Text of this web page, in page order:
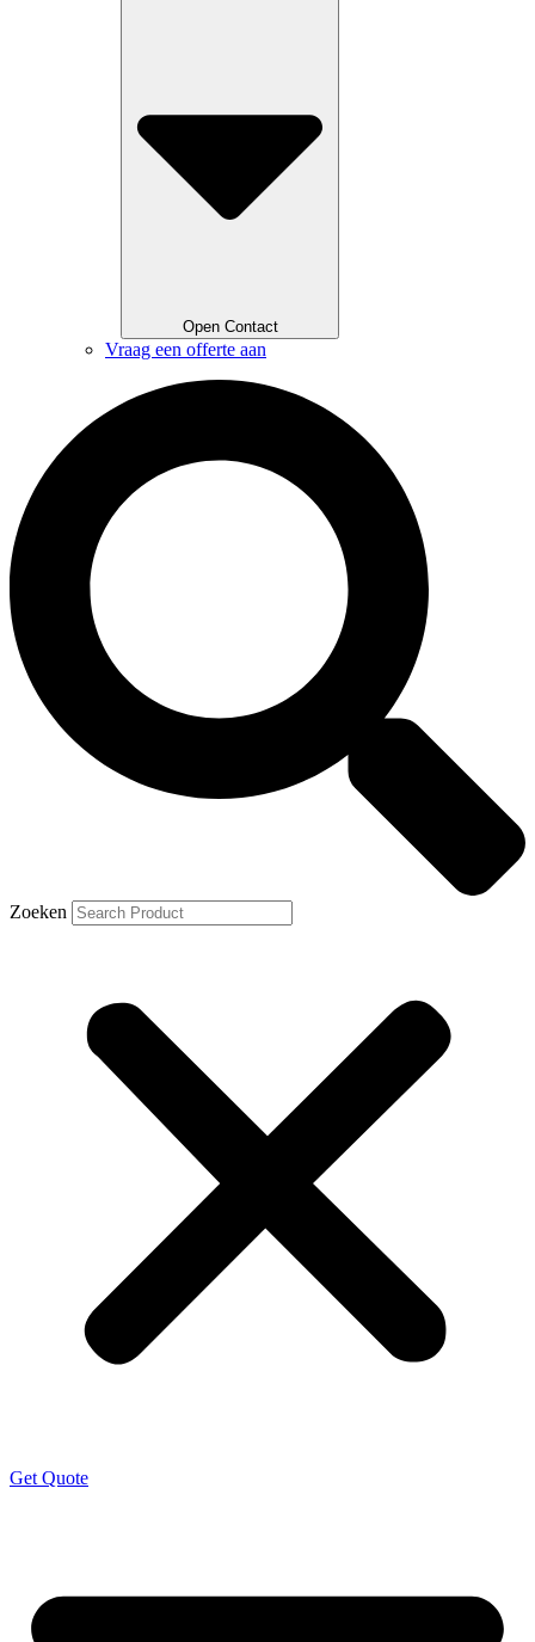
Open Contact
Vraag een offerte aan
Zoeken
Get Quote